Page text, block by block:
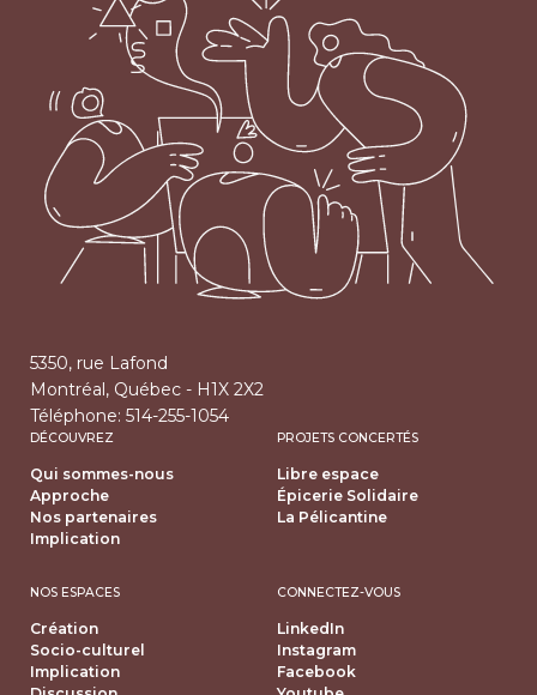
5350, rue Lafond
Montréal, Québec - H1X 2X2
Téléphone: 514-255-1054
DÉCOUVREZ
Qui sommes-nous
Approche
Nos partenaires
Implication
PROJETS CONCERTÉS
Libre espace
Épicerie Solidaire
La Pélicantine
NOS ESPACES
Création
Socio-culturel
Implication
CONNECTEZ-VOUS
LinkedIn
Instagram
Facebook